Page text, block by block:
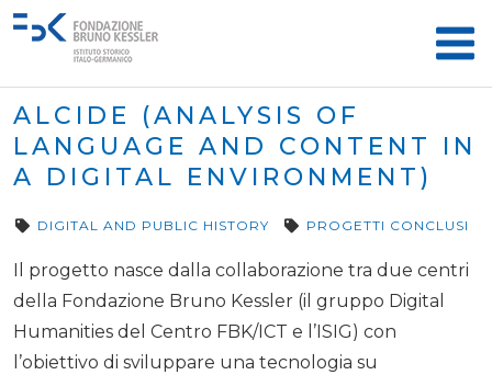
ALCIDE (ANALYSIS OF
LANGUAGE AND CONTENT IN
A DIGITAL ENVIRONMENT)
DIGITAL AND PUBLIC HISTORY PROGETTI CONCLUSI
Il progetto nasce dalla collaborazione tra due centri
della Fondazione Bruno Kessler (il gruppo Digital
Humanities del Centro FBK/ICT e l’ISIG) con
l’obiettivo di sviluppare una tecnologia su